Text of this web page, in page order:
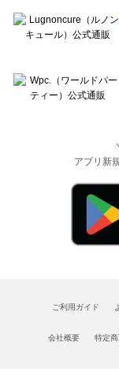
アプリ新
ご利用ガイド
会社概要 特定